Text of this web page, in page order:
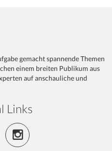
gemacht spannende Themen
einem breiten Publikum aus
auf anschauliche und
Links